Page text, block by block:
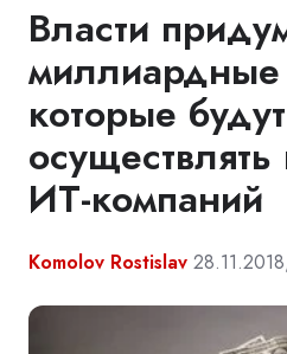
Власти
миллиардные
которые будут
ИТ-компаний
Komolov Rostislav